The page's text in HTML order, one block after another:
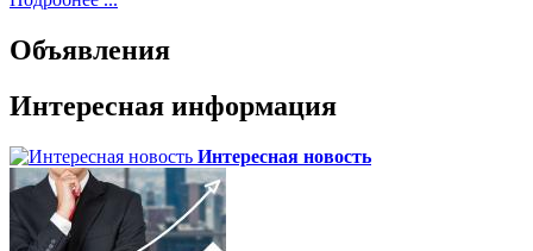
Объявления
Интересная информация
Интересная новость